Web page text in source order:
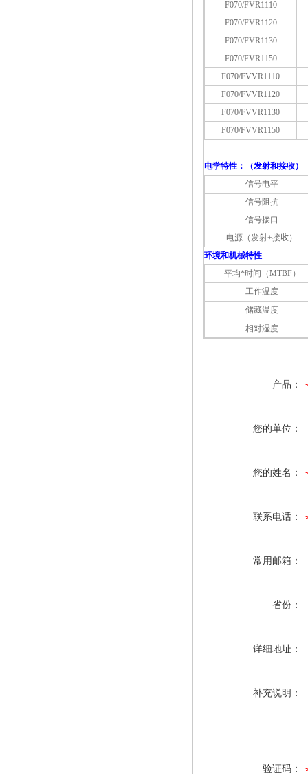
F070/FVR1110
F070/FVR1120
F070/FVR1130
F070/FVR1150
F070/FVVR1110
F070/FVVR1120
F070/FVVR1130
F070/FVVR1150
电学特性：（发射和接收）
信号电平
信号阻抗
信号接口
电源（发射+接收）
环境和机械特性
平均*时间（MTBF）
工作温度
储藏温度
相对湿度
产品：
您的单位：
您的姓名：
联系电话：
常用邮箱：
省份：
详细地址：
补充说明：
验证码：